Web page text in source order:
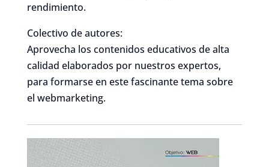
rendimiento.
Colectivo de autores:
Aprovecha los contenidos educativos de alta
calidad elaborados por nuestros expertos,
para formarse en este fascinante tema sobre
el webmarketing.